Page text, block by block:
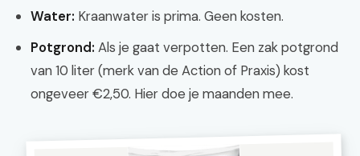
Water: Kraanwater is prima. Geen kosten.
Potgrond: Als je gaat verpotten. Een zak potgrond
van 10 liter (merk van de Action of Praxis) kost
ongeveer €2,50. Hier doe je maanden mee.